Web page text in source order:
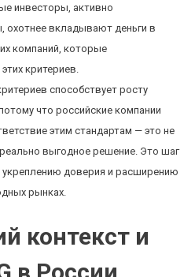
инвесторы, активно
охотнее вкладывают деньги в
компаний, которые
критериев.
способствует росту
что российские компании
этим стандартам — это не
выгодное решение. Это шаг
доверия и расширению
рынках.
контекст и